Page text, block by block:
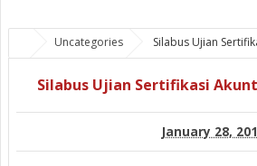
Uncategories Silabus Ujian
Silabus Ujian Sertifikasi
January 28,